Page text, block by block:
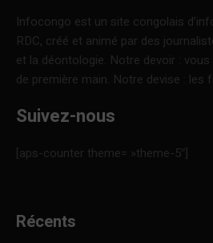
Infocongo est un site congolais
RDC, créé et animé par des
et la déontologie. Notre devoir :
de première main. Notre devise : les
Suivez-nous
[aps-counter theme= »theme-5″]
Récents